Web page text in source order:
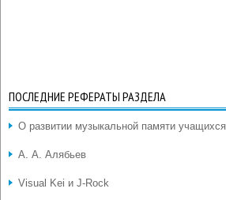
ПОСЛЕДНИЕ РЕФЕРАТЫ РАЗДЕЛА
О развитии музыкальной памяти учащихся
А. А. Алябьев
Visual Kei и J-Rock